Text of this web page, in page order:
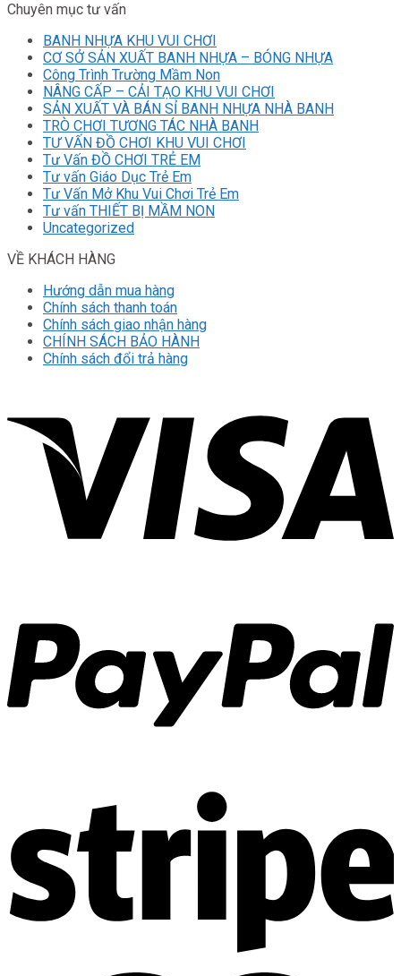
Chuyên mục tư vấn
BANH NHỰA KHU VUI CHƠI
CƠ SỞ SẢN XUẤT BANH NHỰA – BÓNG NHỰA
Công Trình Trường Mầm Non
NÂNG CẤP – CẢI TẠO KHU VUI CHƠI
SẢN XUẤT VÀ BÁN SỈ BANH NHỰA NHÀ BANH
TRÒ CHƠI TƯƠNG TÁC NHÀ BANH
TƯ VẤN ĐỒ CHƠI KHU VUI CHƠI
Tư Vấn ĐỒ CHƠI TRẺ EM
Tư vấn Giáo Dục Trẻ Em
Tư Vấn Mở Khu Vui Chơi Trẻ Em
Tư vấn THIẾT BỊ MẦM NON
Uncategorized
VỀ KHÁCH HÀNG
Hướng dẫn mua hàng
Chính sách thanh toán
Chính sách giao nhận hàng
CHÍNH SÁCH BẢO HÀNH
Chính sách đổi trả hàng